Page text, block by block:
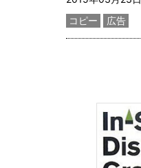
カテゴリー
コピー 広告